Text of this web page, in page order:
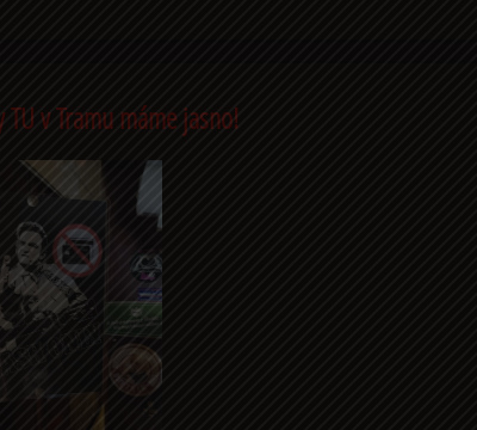
TU v Tramu máme jasno!